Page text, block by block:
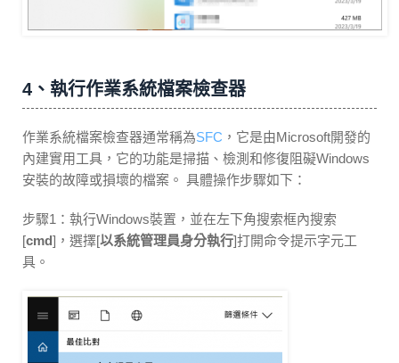
4、執行作業系統檔案檢查器
作業系統檔案檢查器通常稱為SFC ，它是由Microsoft開發的
內建實用工具，它的功能是掃描、檢測和修復阻礙Windows
安裝的故障或損壞的檔案。 具體操作步驟如下：
步驟1：執行Windows裝置，並在左下角搜索框內搜索
[cmd]，選擇[以系統管理員身分執行]打開命令提示字元工
具。